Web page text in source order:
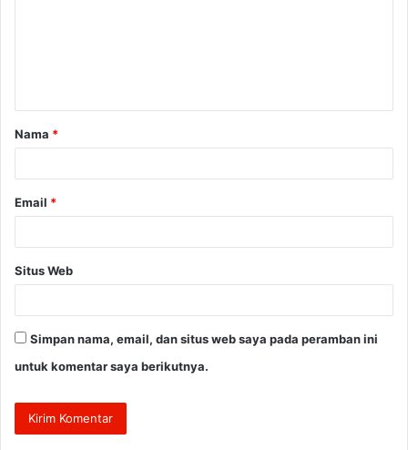
a
r
Nama *
Email *
Situs Web
Simpan nama, email, dan situs web saya pada peramban ini
untuk komentar saya berikutnya.